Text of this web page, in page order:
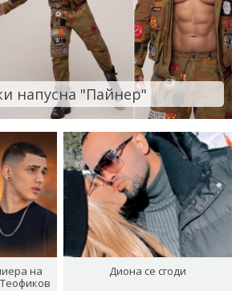
напусна "Пайнер"
на
Диона се сгоди